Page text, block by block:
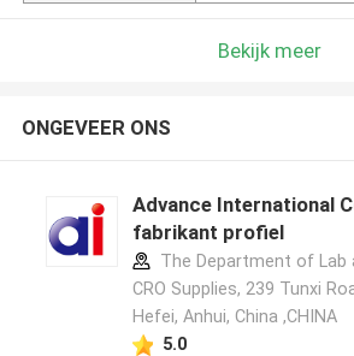
Bekijk meer
ONGEVEER ONS
Advance International
fabrikant profiel
The Department of Lab
CRO Supplies, 239 Tunxi
Hefei, Anhui, China ,CHINA
5.0